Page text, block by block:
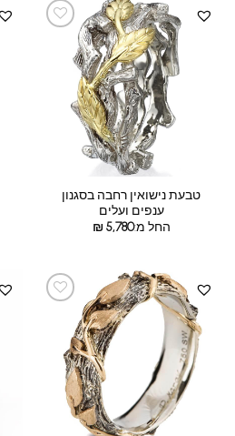
טבעת נישואין רחבה בסגנון
ענפים ועלים
החל מ:
₪5,780